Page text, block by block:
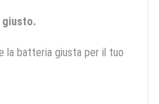
la batteria giusta per il tuo